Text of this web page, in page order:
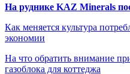
На руднике KAZ Minerals
Как меняется культура
экономии
На что обратить внимание
газоблока для коттеджа